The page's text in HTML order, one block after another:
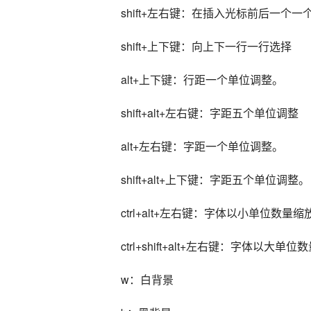
shift+左右键：在插入光标前后一个一
shift+上下键：向上下一行一行选择
alt+上下键：行距一个单位调整。
shift+alt+左右键：字距五个单位调整
alt+左右键：字距一个单位调整。
shift+alt+上下键：字距五个单位调整。
ctrl+alt+左右键：字体以小单位数量缩
ctrl+shift+alt+左右键：字体以大单位数
w：白背景